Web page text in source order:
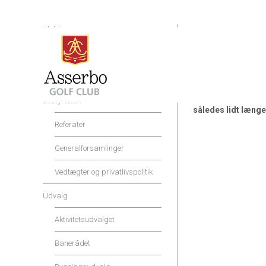
R&A og USGA
således lidt
Klubben
Shop og Service
Priser og rabatter
Bestyrelsen
Referater
Generalforsamlinger
Vedtægter og privatlivspolitik
Udvalg
Aktivitetsudvalget
Banerådet